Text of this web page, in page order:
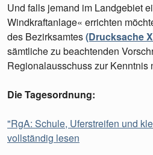
Und falls jemand im Landgebiet
Windkraftanlage« errichten
des Bezirksamtes(Drucksache
sämtliche zu beachtenden
Regionalausschuss zur Kenntnis
Die Tagesordnung:
"RgA: Schule, Uferstreifen und
vollständig lesen